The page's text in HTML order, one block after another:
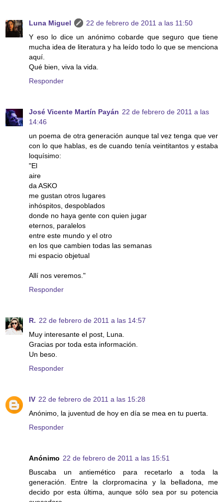
Luna Miguel
22 de febrero de 2011 a las 11:50
Y eso lo dice un anónimo cobarde que seguro que tiene
mucha idea de literatura y ha leído todo lo que se menciona
aquí.
Qué bien, viva la vida.
Responder
José Vicente Martín Payán 22 de febrero de 2011 a las
14:46
un poema de otra generación aunque tal vez tenga que ver
con lo que hablas, es de cuando tenía veintitantos y estaba
loquísimo:
"El
aire
da ASKO
me gustan otros lugares
inhóspitos, despoblados
donde no haya gente con quien jugar
eternos, paralelos
entre este mundo y el otro
en los que cambien todas las semanas
mi espacio objetual
Allí nos veremos."
Responder
R. 22 de febrero de 2011 a las 14:57
Muy interesante el post, Luna.
Gracias por toda esta información.
Un beso.
Responder
IV 22 de febrero de 2011 a las 15:28
Anónimo, la juventud de hoy en día se mea en tu puerta.
Responder
Anónimo 22 de febrero de 2011 a las 15:51
Buscaba un antiemético para recetarlo a toda la
generación. Entre la clorpromacina y la belladona, me
decido por esta última, aunque sólo sea por su potencia